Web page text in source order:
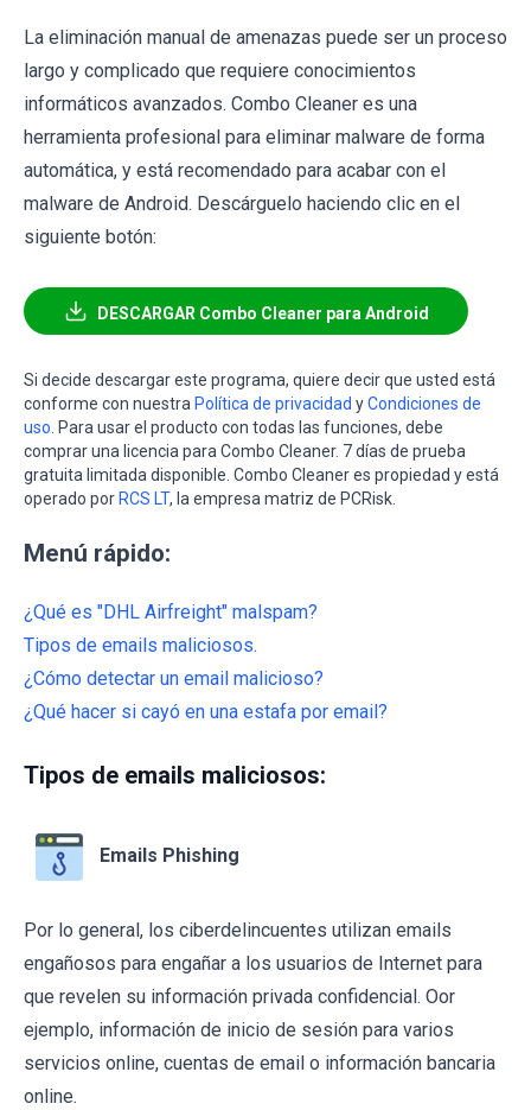
La eliminación manual de amenazas puede ser un proceso
largo y complicado que requiere conocimientos
informáticos avanzados. Combo Cleaner es una
herramienta profesional para eliminar malware de forma
automática, y está recomendado para acabar con el
malware de Android. Descárguelo haciendo clic en el
siguiente botón:
DESCARGAR Combo Cleaner para Android
Si decide descargar este programa, quiere decir que usted está
conforme con nuestra Política de privacidad yCondiciones de
uso . Para usar el producto con todas las funciones, debe
comprar una licencia para Combo Cleaner. 7 días de prueba
gratuita limitada disponible. Combo Cleaner es propiedad y está
operado por RCS LT, la empresa matriz de PCRisk.
Menú rápido:
¿Qué es "DHL Airfreight" malspam?
Tipos de emails maliciosos.
¿Cómo detectar un email malicioso?
¿Qué hacer si cayó en una estafa por email?
Tipos de emails maliciosos:
Emails Phishing
Por lo general, los ciberdelincuentes utilizan emails
engañosos para engañar a los usuarios de Internet para
que revelen su información privada confidencial. Oor
ejemplo, información de inicio de sesión para varios
servicios online, cuentas de email o información bancaria
online.